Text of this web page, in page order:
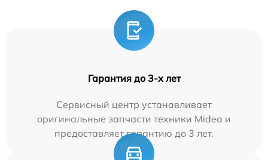
Гарантия до 3-х лет
Сервисный центр устанавливает
оригинальные запчасти техники Midea и
предоставляет гарантию до 3 лет.